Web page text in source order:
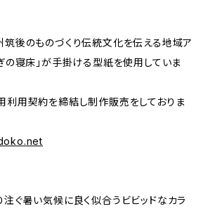
筑後のものづくり伝統文化を伝える地域ア
の寝床」が手掛ける型紙を使用していま
利用契約を締結し制作販売をしておりま
ぐ暑い気候に良く似合うビビッドなカラ